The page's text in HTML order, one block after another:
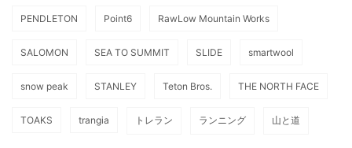
PENDLETON Point6 RawLow Mountain Works
SALOMON SEA TO SUMMIT SLIDE smartwool
snow peak STANLEY Teton Bros. THE NORTH FACE
TOAKS trangia トレラン ランニング 山と道